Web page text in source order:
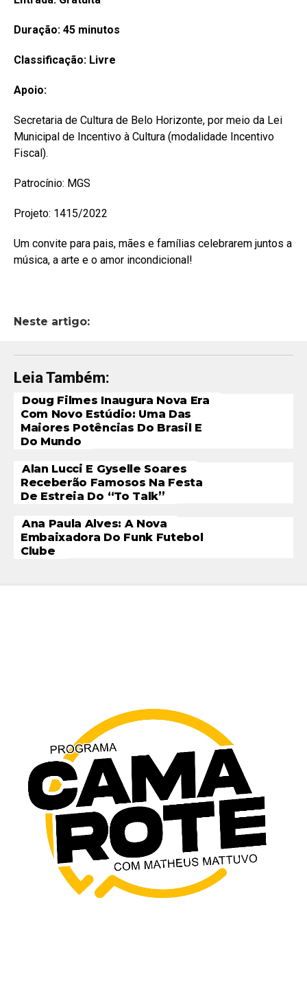
Duração: 45 minutos
Classificação: Livre
Apoio:
Secretaria de Cultura de Belo Horizonte, por meio da Lei
Municipal de Incentivo à Cultura (modalidade Incentivo
Fiscal).
Patrocínio: MGS
Projeto: 1415/2022
Um convite para pais, mães e famílias celebrarem juntos a
música, a arte e o amor incondicional!
Neste artigo:
Leia Também:
Doug Filmes Inaugura Nova Era
Com Novo Estúdio: Uma Das
Maiores Potências Do Brasil E
Do Mundo
Alan Lucci E Gyselle Soares
Receberão Famosos Na Festa
De Estreia Do “To Talk”
Ana Paula Alves: A Nova
Embaixadora Do Funk Futebol
Clube